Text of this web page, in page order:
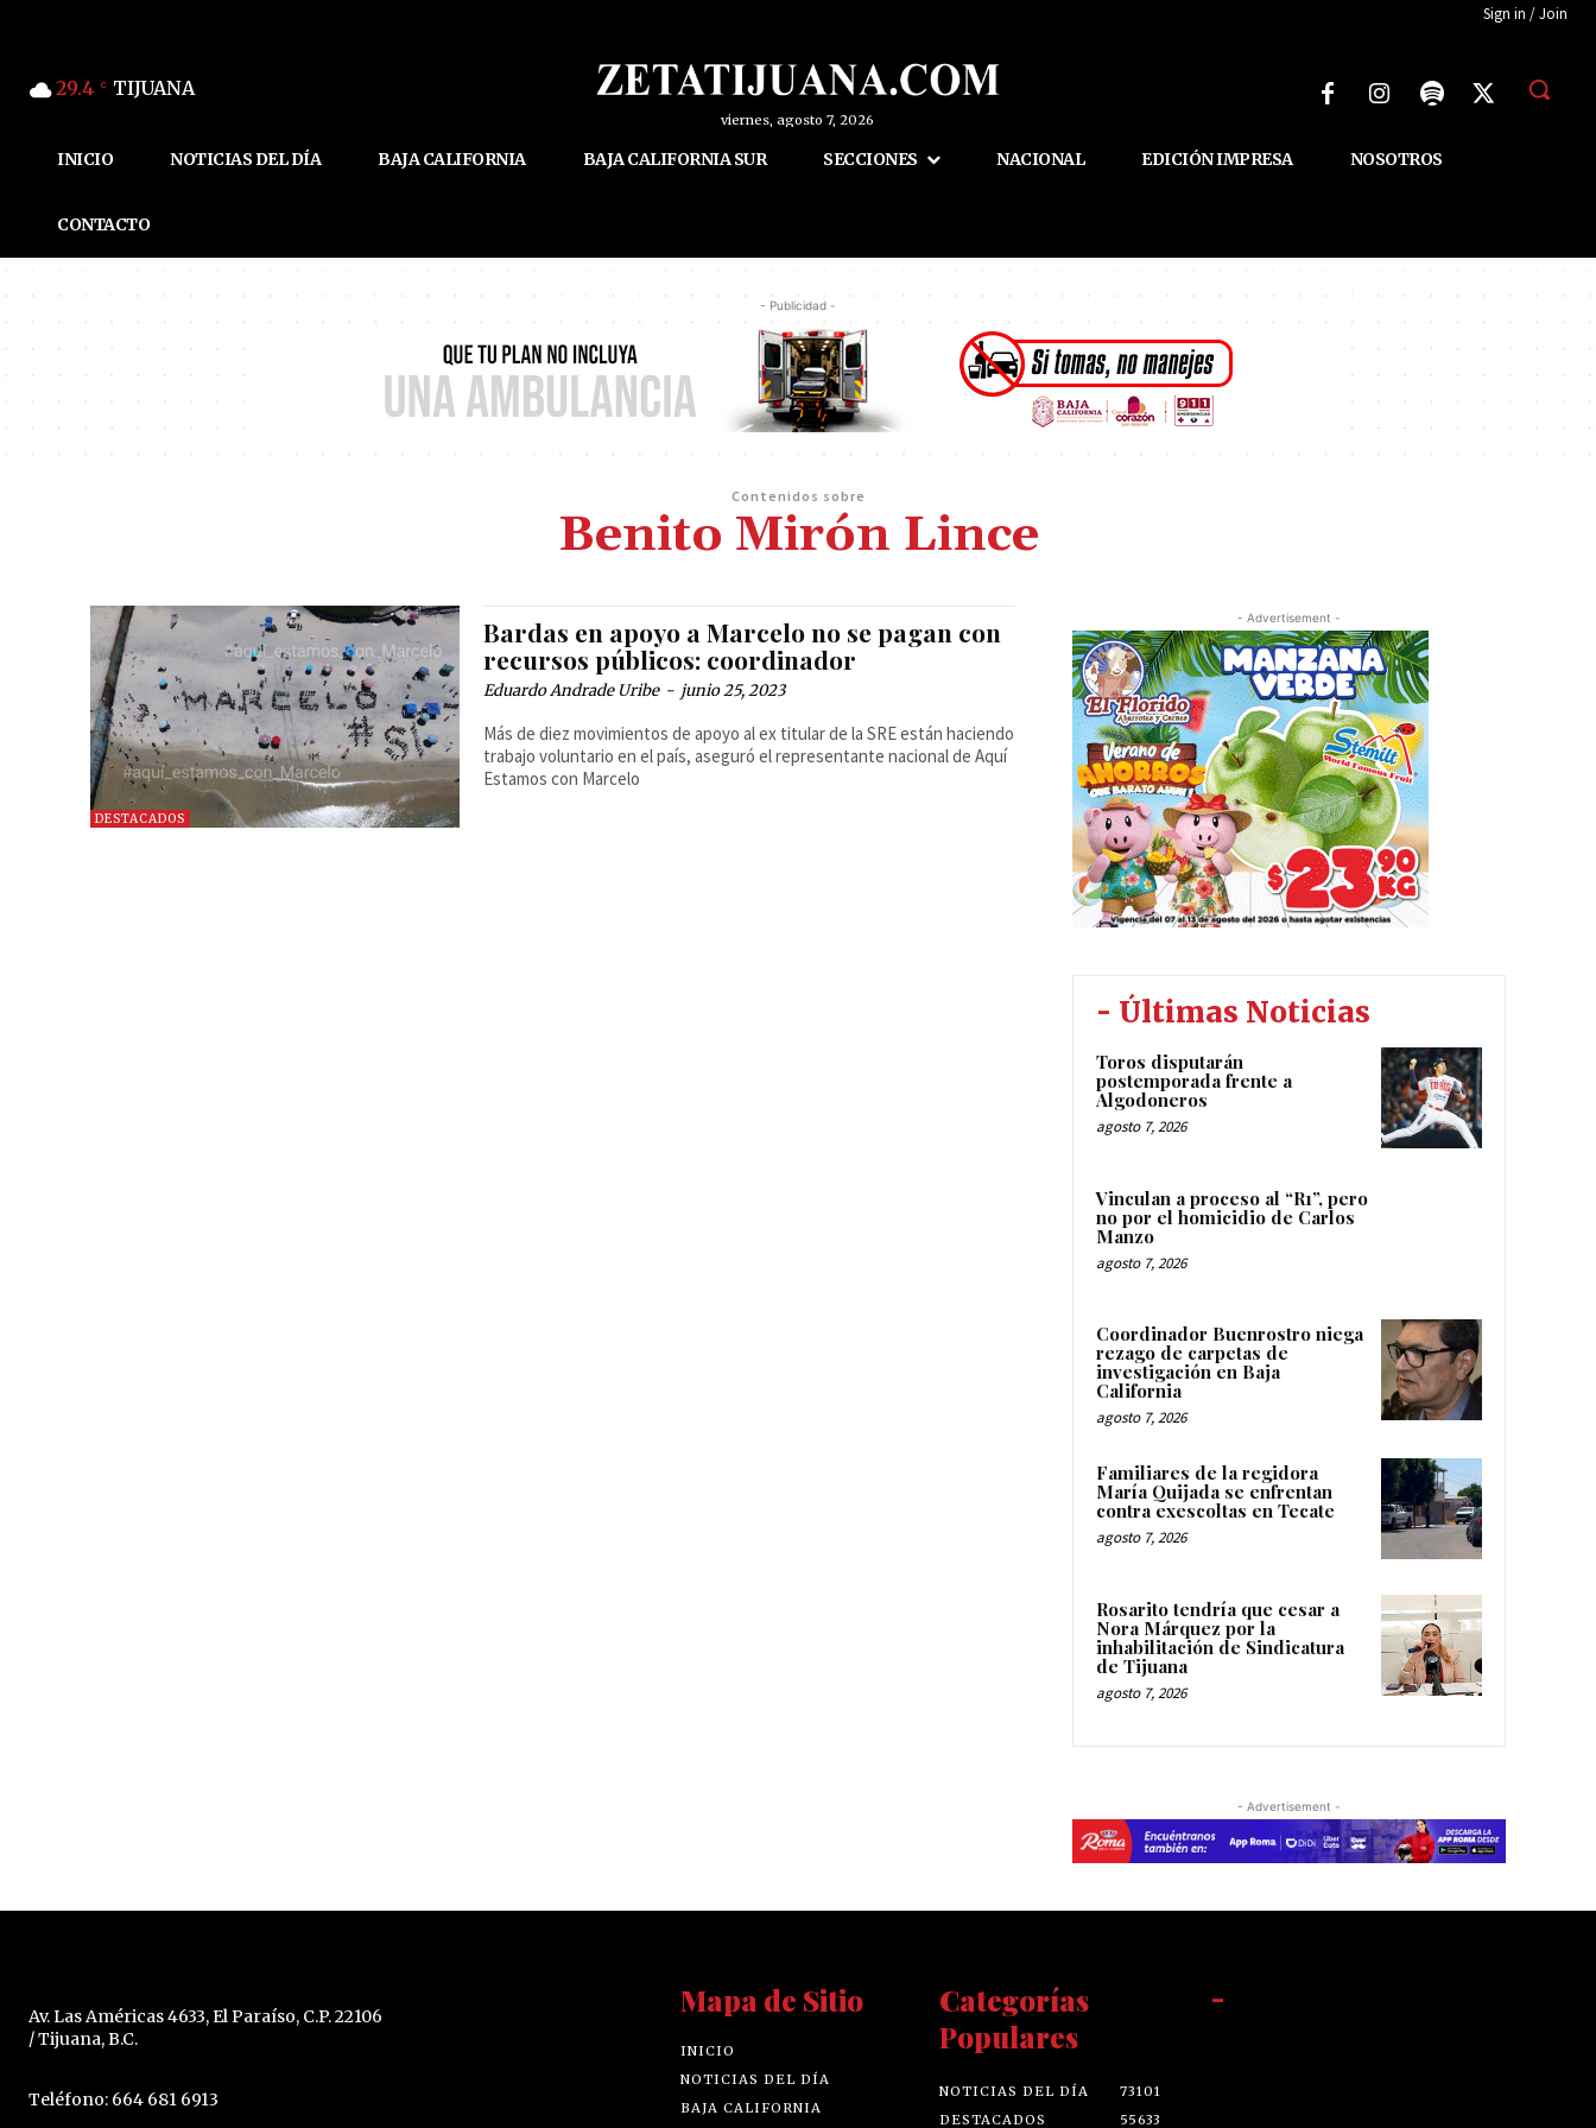
Sign in / Join
29.4 C TIJUANA
viernes, agosto 7, 2026
INICIO NOTICIAS DEL DÍA BAJA CALIFORNIA BAJA CALIFORNIA SUR SECCIONES NACIONAL EDICIÓN IMPRESA NOSOTROS
CONTACTO
- Publicidad -
Contenidos sobre
Benito Mirón Lince
DESTACADOS
Bardas en apoyo a Marcelo no se pagan con
recursos públicos: coordinador
Eduardo Andrade Uribe - junio 25, 2023
Más de diez movimientos de apoyo al ex titular de la SRE están haciendo
trabajo voluntario en el país, aseguró el representante nacional de Aquí
Estamos con Marcelo
- Advertisement -
- Últimas Noticias
Toros disputarán
postemporada frente a
Algodoneros
agosto 7, 2026
Vinculan a proceso al “R1”, pero
no por el homicidio de Carlos
Manzo
agosto 7, 2026
Coordinador Buenrostro niega
rezago de carpetas de
investigación en Baja
California
agosto 7, 2026
Familiares de la regidora
María Quijada se enfrentan
contra exescoltas en Tecate
agosto 7, 2026
Rosarito tendría que cesar a
Nora Márquez por la
inhabilitación de Sindicatura
de Tijuana
agosto 7, 2026
- Advertisement -
Av. Las Américas 4633, El Paraíso, C.P. 22106
/ Tijuana, B.C.
Teléfono: 664 681 6913
Mapa de Sitio
INICIO
NOTICIAS DEL DÍA
BAJA CALIFORNIA
Categorías
Populares
NOTICIAS DEL DÍA
73101
DESTACADOS
55633
-